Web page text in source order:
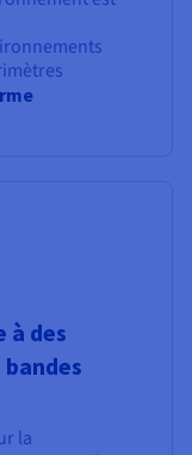
des
la